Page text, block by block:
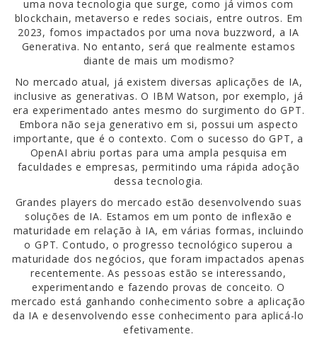
uma nova tecnologia que surge, como já vimos com
blockchain, metaverso e redes sociais, entre outros. Em
2023, fomos impactados por uma nova buzzword, a IA
Generativa. No entanto, será que realmente estamos
diante de mais um modismo?
No mercado atual, já existem diversas aplicações de IA,
inclusive as generativas. O IBM Watson, por exemplo, já
era experimentado antes mesmo do surgimento do GPT.
Embora não seja generativo em si, possui um aspecto
importante, que é o contexto. Com o sucesso do GPT, a
OpenAI abriu portas para uma ampla pesquisa em
faculdades e empresas, permitindo uma rápida adoção
dessa tecnologia.
Grandes players do mercado estão desenvolvendo suas
soluções de IA. Estamos em um ponto de inflexão e
maturidade em relação à IA, em várias formas, incluindo
o GPT. Contudo, o progresso tecnológico superou a
maturidade dos negócios, que foram impactados apenas
recentemente. As pessoas estão se interessando,
experimentando e fazendo provas de conceito. O
mercado está ganhando conhecimento sobre a aplicação
da IA e desenvolvendo esse conhecimento para aplicá-lo
efetivamente.